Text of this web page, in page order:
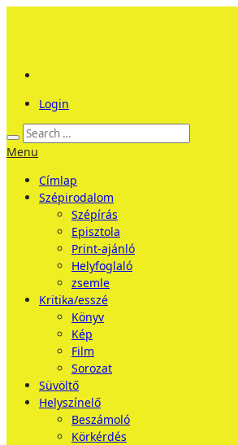
Login
Menu
Címlap
Szépirodalom
Szépírás
Episztola
Print-ajánló
Helyfoglaló
zsemle
Kritika/esszé
Könyv
Kép
Film
Sorozat
Süvöltő
Helyszínelő
Beszámoló
Körkérdés